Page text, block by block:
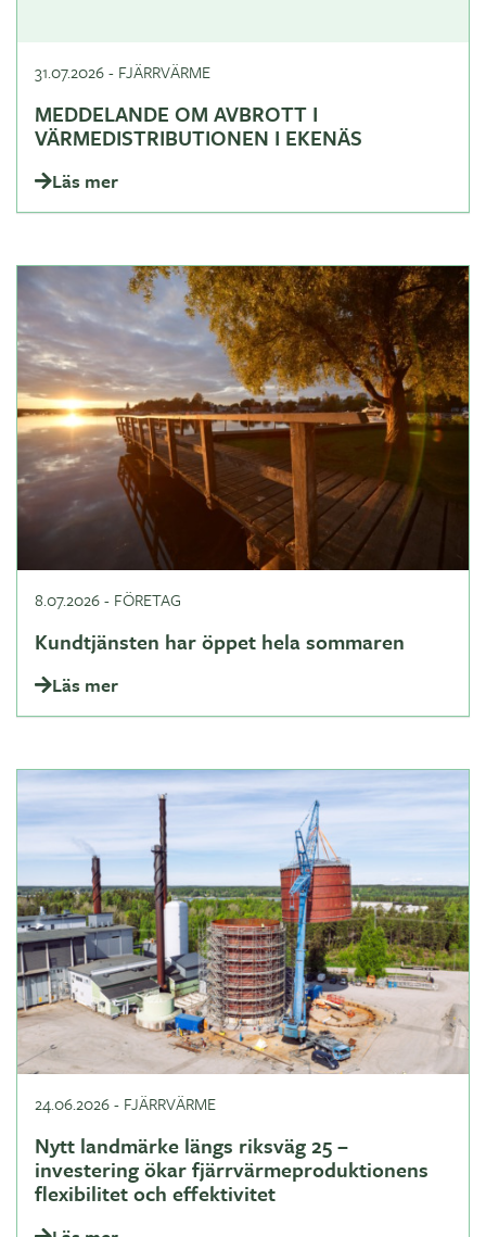
31.07.2026- FJÄRRVÄRME
MEDDELANDE OM AVBROTT I
VÄRMEDISTRIBUTIONEN I EKENÄS
Läs mer
8.07.2026- FÖRETAG
Kundtjänsten har öppet hela sommaren
Läs mer
24.06.2026- FJÄRRVÄRME
Nytt landmärke längs riksväg 25 –
investering ökar fjärrvärmeproduktionens
flexibilitet och effektivitet